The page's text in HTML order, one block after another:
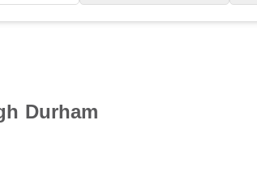
Durham